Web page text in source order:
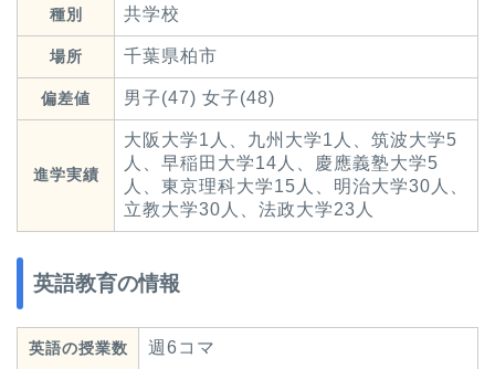
種別 共学校
場所 千葉県柏市
偏差値 男子(47) 女子(48)
進学実績
大阪大学1人、九州大学1人、筑波大学5
人、早稲田大学14人、慶應義塾大学5
人、東京理科大学15人、明治大学30人、
立教大学30人、法政大学23人
英語教育の情報
英語の授業数 週6コマ